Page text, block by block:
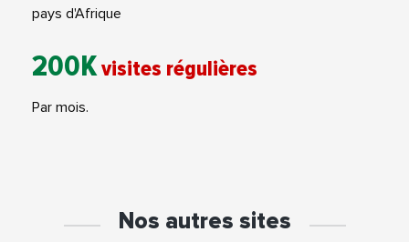
pays d'Afrique
200Kvisites régulières
Par mois.
Nos autres sites